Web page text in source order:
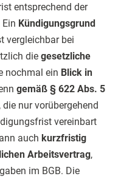
entsprechend der
Ein Kündigungsgrund
vergleichbar bei
die gesetzliche
nochmal ein Blick in
gemäß § 622 Abs. 5
nur vorübergehend
vereinbart
auch kurzfristig
Arbeitsvertrag,
im BGB. Die